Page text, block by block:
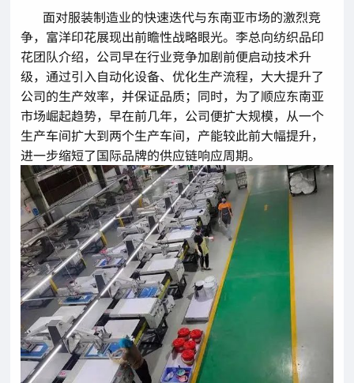
面对服装制造业的快速迭代与东南亚市场的激烈竞
争，富洋印花展现出前瞻性战略眼光。李总向纺织品印
花团队介绍，公司早在行业竞争加剧前便启动技术升
级，通过引入自动化设备、优化生产流程，大大提升了
公司的生产效率，并保证品质；同时，为了顺应东南亚
市场崛起趋势，早在前几年，公司便扩大规模，从一个
生产车间扩大到两个生产车间，产能较此前大幅提升，
进一步缩短了国际品牌的供应链响应周期。